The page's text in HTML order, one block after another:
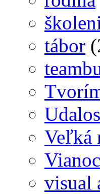
tábor
Veľká
visual